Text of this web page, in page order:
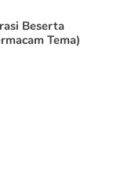
Beserta
Tema)